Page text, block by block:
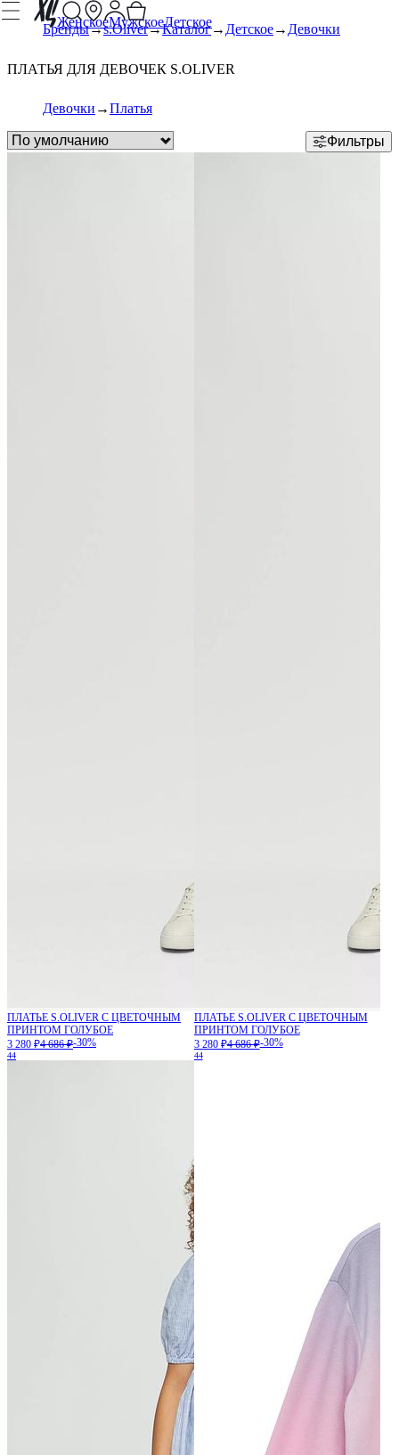
ЖенскоеМужскоеДетское
Бренды s.Oliver Каталог Детское Девочки
ПЛАТЬЯ ДЛЯ ДЕВОЧЕК S.OLIVER
Девочки Платья
Фильтры
ПЛАТЬЕ S.OLIVER С ЦВЕТОЧНЫМ
ПРИНТОМ ГОЛУБОЕ
3 280 ₽4 686 ₽-30%
44
ПЛАТЬЕ S.OLIVER С ЦВЕТОЧНЫМ
ПРИНТОМ ГОЛУБОЕ
3 280 ₽4 686 ₽-30%
44